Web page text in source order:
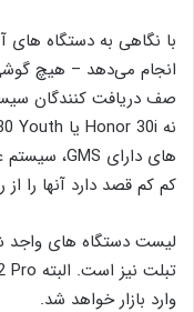
با نگاهی به دستگاه های
انجام می‌دهد – هیچ
کم کم قصد دارد آنها را
لیست دستگاه های
وارد بازار خواهد شد.